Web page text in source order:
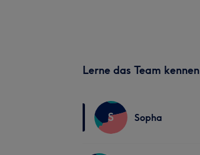
Lerne das Team kennen
S Sopha